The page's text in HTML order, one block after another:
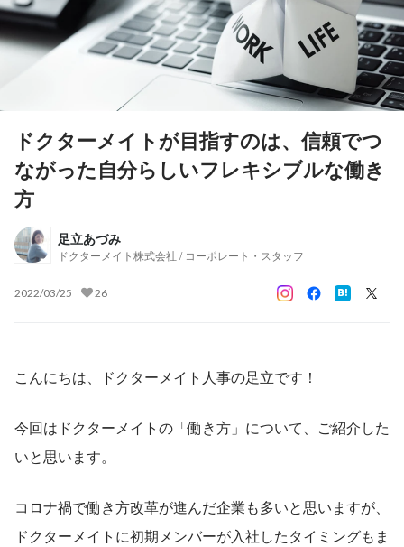
ドクターメイトが目指すのは、信頼でつ
ながった自分らしいフレキシブルな働き
方
足立あづみ
ドクターメイト株式会社 / コーポレート・スタッフ
2022/03/25 26
こんにちは、ドクターメイト人事の足立です！
今回はドクターメイトの「働き方」について、ご紹介した
いと思います。
コロナ禍で働き方改革が進んだ企業も多いと思いますが、
ドクターメイトに初期メンバーが入社したタイミングもま